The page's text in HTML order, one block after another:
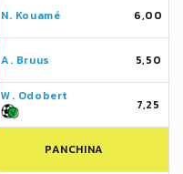
N. Kouamé 6,00
A. Bruus 5,50
W. Odobert
7,25
PANCHINA